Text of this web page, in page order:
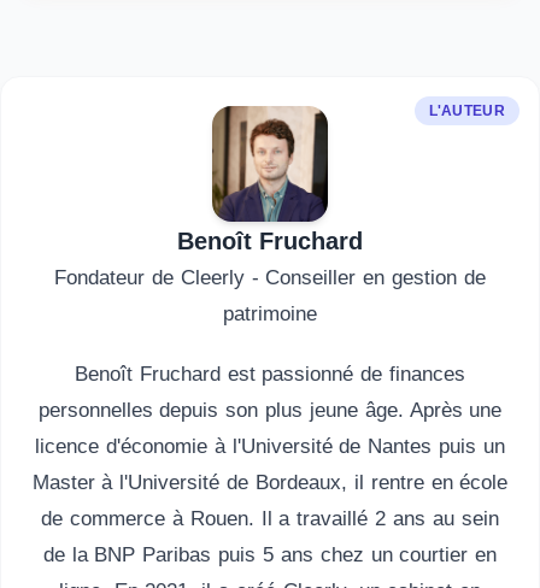
L'AUTEUR
Benoît Fruchard
Fondateur de Cleerly - Conseiller en gestion de
patrimoine
Benoît Fruchard est passionné de finances
personnelles depuis son plus jeune âge. Après une
licence d'économie à l'Université de Nantes puis un
Master à l'Université de Bordeaux, il rentre en école
de commerce à Rouen. Il a travaillé 2 ans au sein
de la BNP Paribas puis 5 ans chez un courtier en